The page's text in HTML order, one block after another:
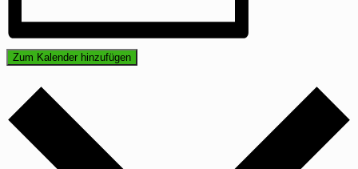
Zum Kalender hinzufügen